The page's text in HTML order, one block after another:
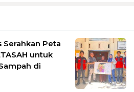
Serahkan Peta
untuk
di